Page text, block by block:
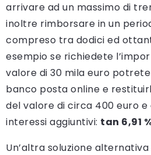
arrivare ad un massimo di
inoltre rimborsare in un
compreso tra dodici ed
esempio se richiedete
valore di 30 mila euro
banco posta online e
del valore di circa 400 euro e
interessi aggiuntivi: tan 6,91
Un’altra soluzione